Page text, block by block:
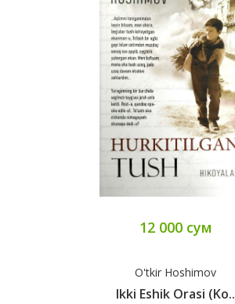
12 000 сум
O'tkir Hoshimov
Ikki Eshik Orasi (ko..